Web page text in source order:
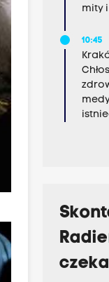
mity
10:45